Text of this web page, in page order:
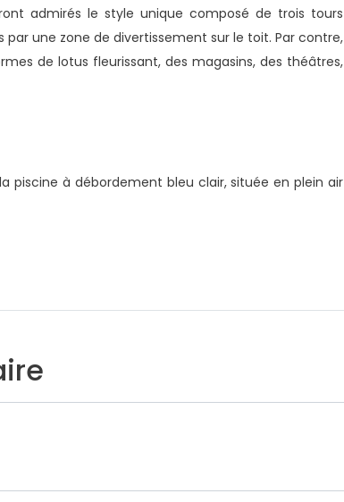
admirés le style unique composé de trois tours
une zone de divertissement sur le toit. Par contre,
de lotus fleurissant, des magasins, des théâtres,
piscine à débordement bleu clair, située en plein air